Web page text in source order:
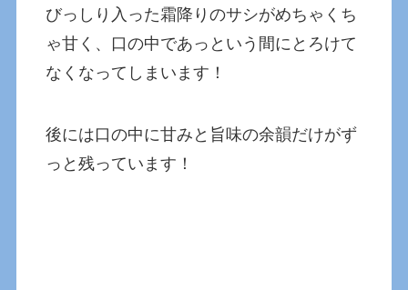
びっしり入った霜降りのサシがめちゃくち
ゃ甘く、口の中であっという間にとろけて
なくなってしまいます！
後には口の中に甘みと旨味の余韻だけがず
っと残っています！